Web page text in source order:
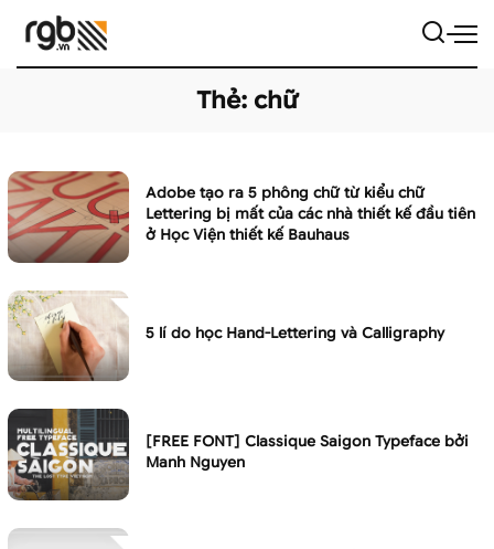
Thẻ: chữ
Adobe tạo ra 5 phông chữ từ kiểu chữ
Lettering bị mất của các nhà thiết kế đầu tiên
ở Học Viện thiết kế Bauhaus
5 lí do học Hand-Lettering và Calligraphy
[FREE FONT] Classique Saigon Typeface bởi
Manh Nguyen